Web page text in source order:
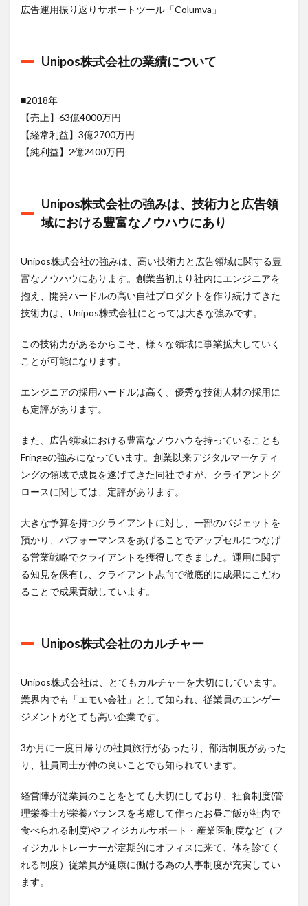
社に転
Vorkers、
シャの評
判から読
み解く
Unipos株
式会社の
Unipos
株式会
社の福
は？
1.11
Unipos
株式会
考難易
度
広告運用振り返りサポートツール「Columva」
Unipos株式会社の業績について
■2018年
【売上】63億4000万円
【経常利益】3億2700万円
【純利益】2億2400万円
Unipos株式会社の強みは、技術力と広告領
域における豊富なノウハウにあり
Unipos株式会社の強みは、高い技術力と広告領域に関する豊
富なノウハウにあります。創業当初より社内にエンジニアを
抱え、開発ハードルの高い自社プロダクトを作り続けてきた
技術力は、Unipos株式会社にとっては大きな強みです。
この技術力があるからこそ、様々な領域に事業拡大していく
ことが可能になります。
エンジニアの採用ハードルは高く、優秀な技術人材の採用に
も定評があります。
また、広告領域における豊富なノウハウを持っていることも
Fringeの強みになっています。創業以来デジタルマーケティ
ングの領域で成長を遂げてきた同社ですが、クライアントグ
ロースに関しては、定評があります。
大きな予算を持つクライアントに対し、一部のバジェットを
預かり、パフォーマンスをあげることでアップセルにつなげ
る営業戦略でクライアントを獲得してきました。運用に関す
る知見を保有し、クライアント志向で徹底的に成果にこだわ
ることで成果貢献しています。
Unipos株式会社のカルチャー
Unipos株式会社は、とてもカルチャーを大切にしています。
業界内でも「エモい会社」として知られ、従業員のエンゲー
ジメントがとても高い企業です。
3か月に一度日帰りの社員旅行があったり、部活制度があった
り、社員同士が仲の良いことでも知られています。
経営陣が従業員のことをとても大切にしており、社食制度(管
理栄養士が栄養バランスを考慮して作ったお昼ご飯が社内で
食べられる制度)やフィジカルサポート・産業医制度など（フ
ィジカルトレーナーが定期的にオフィスに来て、体を診てく
れる制度）従業員が健康に働ける為の人事制度が充実してい
ます。